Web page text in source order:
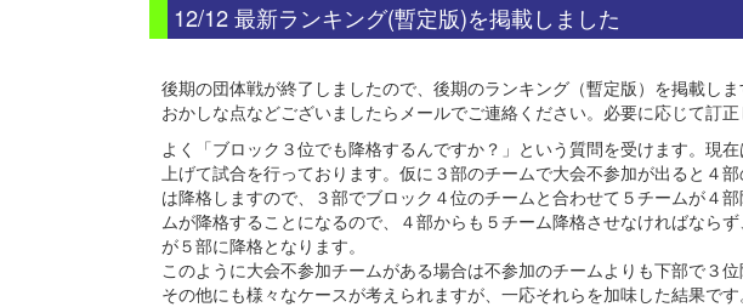
12/12 最新ランキング(暫定版)を掲載しました
後期の団体戦が終了しましたので、後期のランキング（暫定版）を掲載しま
おかしな点などございましたらメールでご連絡ください。必要に応じて訂正
よく「ブロック３位でも降格するんですか？」という質問を受けます。現
上げて試合を行っております。仮に３部のチームで大会不参加が出ると４
は降格しますので、３部でブロック４位のチームと合わせて５チームが４
ムが降格することになるので、４部からも５チーム降格させなければなら
が５部に降格となります。
このように大会不参加チームがある場合は不参加のチームよりも下部で３位
その他にも様々なケースが考えられますが、一応それらを加味した結果です